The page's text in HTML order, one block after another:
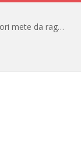
Dove fare campeggio libero in Italia: le migliori mete da raggiungere in traghetto